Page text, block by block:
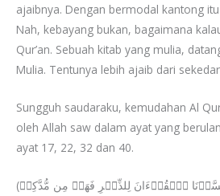
ajaibnya. Dengan bermodal kantong
Nah, kebayang bukan, bagaimana
Qur’an. Sebuah kitab yang mulia,
Mulia. Tentunya lebih ajaib dari
Sungguh saudaraku, kemudahan Al
oleh Allah saw dalam ayat yang
ayat 17, 22, 32 dan 40.